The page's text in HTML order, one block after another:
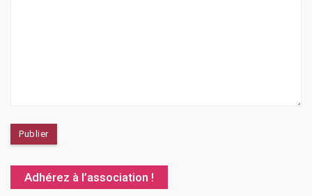
Adhérez à l’association !